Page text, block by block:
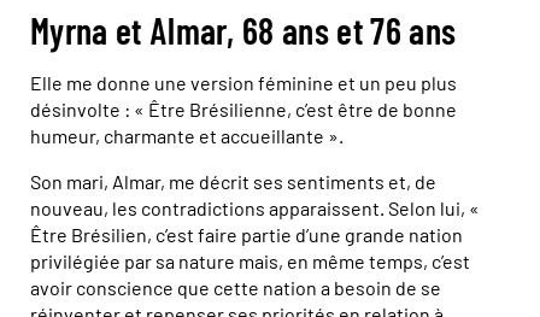
Myrna et Almar, 68 ans et 76 ans
Elle me donne une version féminine et un peu plus
désinvolte : « Être Brésilienne, c’est être de bonne
humeur, charmante et accueillante ».
Son mari, Almar, me décrit ses sentiments et, de
nouveau, les contradictions apparaissent. Selon lui, «
Être Brésilien, c’est faire partie d’une grande nation
privilégiée par sa nature mais, en même temps, c’est
avoir conscience que cette nation a besoin de se